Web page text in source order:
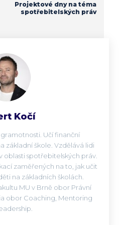
Projektové dny na téma
spotřebitelských práv
Kočí
Učí finanční
základní škole. Vzdělává lidi
oblasti spotřebitelských práv.
zaměřených na to, jak učit
na základních školách.
MU v Brně obor Právní
obor Coaching, Mentoring